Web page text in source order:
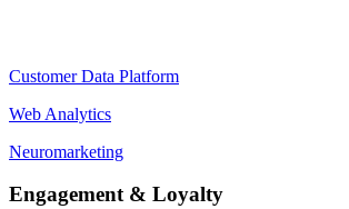
Customer Data Platform
Web Analytics
Neuromarketing
Engagement & Loyalty